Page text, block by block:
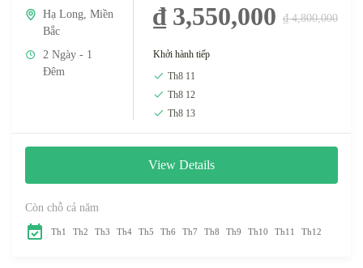
Hạ Long, Miền
Bắc
2 Ngày - 1
Đêm
₫ 3,550,000 ₫ 4,800,000
Khởi hành tiếp
Th8 11
Th8 12
Th8 13
View Details
Còn chỗ cả năm
Th1 Th2 Th3 Th4 Th5 Th6 Th7 Th8 Th9 Th10 Th11 Th12